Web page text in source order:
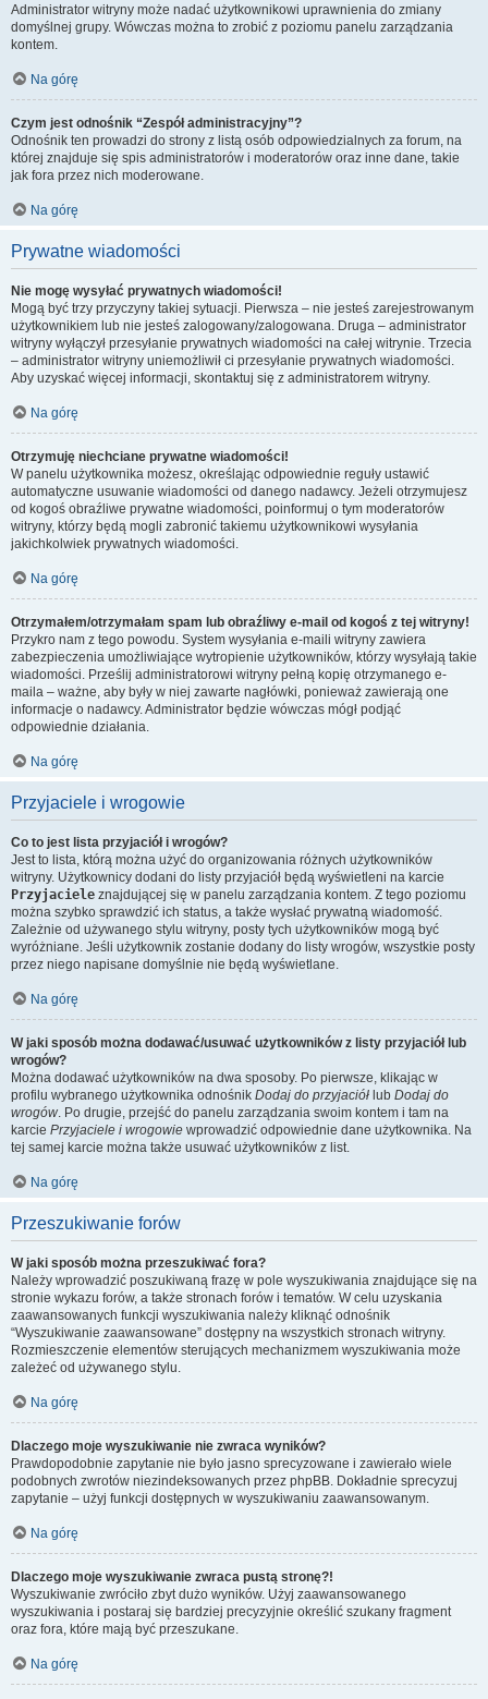
Administrator witryny może nadać użytkownikowi uprawnienia do zmiany
domyślnej grupy. Wówczas można to zrobić z poziomu panelu zarządzania
kontem.
Na górę
Czym jest odnośnik “Zespół administracyjny”?
Odnośnik ten prowadzi do strony z listą osób odpowiedzialnych za forum, na
której znajduje się spis administratorów i moderatorów oraz inne dane, takie
jak fora przez nich moderowane.
Na górę
Prywatne wiadomości
Nie mogę wysyłać prywatnych wiadomości!
Mogą być trzy przyczyny takiej sytuacji. Pierwsza – nie jesteś zarejestrowanym
użytkownikiem lub nie jesteś zalogowany/zalogowana. Druga – administrator
witryny wyłączył przesyłanie prywatnych wiadomości na całej witrynie. Trzecia
– administrator witryny uniemożliwił ci przesyłanie prywatnych wiadomości.
Aby uzyskać więcej informacji, skontaktuj się z administratorem witryny.
Na górę
Otrzymuję niechciane prywatne wiadomości!
W panelu użytkownika możesz, określając odpowiednie reguły ustawić
automatyczne usuwanie wiadomości od danego nadawcy. Jeżeli otrzymujesz
od kogoś obraźliwe prywatne wiadomości, poinformuj o tym moderatorów
witryny, którzy będą mogli zabronić takiemu użytkownikowi wysyłania
jakichkolwiek prywatnych wiadomości.
Na górę
Otrzymałem/otrzymałam spam lub obraźliwy e-mail od kogoś z tej witryny!
Przykro nam z tego powodu. System wysyłania e-maili witryny zawiera
zabezpieczenia umożliwiające wytropienie użytkowników, którzy wysyłają takie
wiadomości. Prześlij administratorowi witryny pełną kopię otrzymanego e-
maila – ważne, aby były w niej zawarte nagłówki, ponieważ zawierają one
informacje o nadawcy. Administrator będzie wówczas mógł podjąć
odpowiednie działania.
Na górę
Przyjaciele i wrogowie
Co to jest lista przyjaciół i wrogów?
Jest to lista, którą można użyć do organizowania różnych użytkowników
witryny. Użytkownicy dodani do listy przyjaciół będą wyświetleni na karcie
Przyjaciele znajdującej się w panelu zarządzania kontem. Z tego poziomu
można szybko sprawdzić ich status, a także wysłać prywatną wiadomość.
Zależnie od używanego stylu witryny, posty tych użytkowników mogą być
wyróżniane. Jeśli użytkownik zostanie dodany do listy wrogów, wszystkie posty
przez niego napisane domyślnie nie będą wyświetlane.
Na górę
W jaki sposób można dodawać/usuwać użytkowników z listy przyjaciół lub
wrogów?
Można dodawać użytkowników na dwa sposoby. Po pierwsze, klikając w
profilu wybranego użytkownika odnośnik Dodaj do przyjaciół lub Dodaj do
wrogów. Po drugie, przejść do panelu zarządzania swoim kontem i tam na
karcie Przyjaciele i wrogowie wprowadzić odpowiednie dane użytkownika. Na
tej samej karcie można także usuwać użytkowników z list.
Na górę
Przeszukiwanie forów
W jaki sposób można przeszukiwać fora?
Należy wprowadzić poszukiwaną frazę w pole wyszukiwania znajdujące się na
stronie wykazu forów, a także stronach forów i tematów. W celu uzyskania
zaawansowanych funkcji wyszukiwania należy kliknąć odnośnik
“Wyszukiwanie zaawansowane” dostępny na wszystkich stronach witryny.
Rozmieszczenie elementów sterujących mechanizmem wyszukiwania może
zależeć od używanego stylu.
Na górę
Dlaczego moje wyszukiwanie nie zwraca wyników?
Prawdopodobnie zapytanie nie było jasno sprecyzowane i zawierało wiele
podobnych zwrotów niezindeksowanych przez phpBB. Dokładnie sprecyzuj
zapytanie – użyj funkcji dostępnych w wyszukiwaniu zaawansowanym.
Na górę
Dlaczego moje wyszukiwanie zwraca pustą stronę?!
Wyszukiwanie zwróciło zbyt dużo wyników. Użyj zaawansowanego
wyszukiwania i postaraj się bardziej precyzyjnie określić szukany fragment
oraz fora, które mają być przeszukane.
Na górę